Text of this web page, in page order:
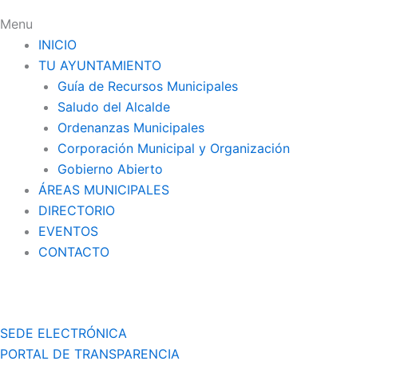
Menu
INICIO
TU AYUNTAMIENTO
Guía de Recursos Municipales
Saludo del Alcalde
Ordenanzas Municipales
Corporación Municipal y Organización
Gobierno Abierto
ÁREAS MUNICIPALES
DIRECTORIO
EVENTOS
CONTACTO
SEDE ELECTRÓNICA
PORTAL DE TRANSPARENCIA